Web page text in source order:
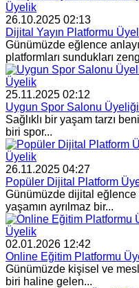
Üyelik
26.10.2025 02:13
Dijital Yayın Platformu
Günümüzde eğlence
platformları sundukları
Üyelik
25.11.2025 02:12
Uygun Spor Salonu
Sağlıklı bir yaşam tarzı
biri spor...
Üyelik
26.11.2025 04:27
Popüler Dijital Platform
Günümüzde dijital
yaşamın ayrılmaz bir...
Üyelik
02.01.2026 12:42
Online Eğitim Platformu
Günümüzde kişisel ve
biri haline gelen...